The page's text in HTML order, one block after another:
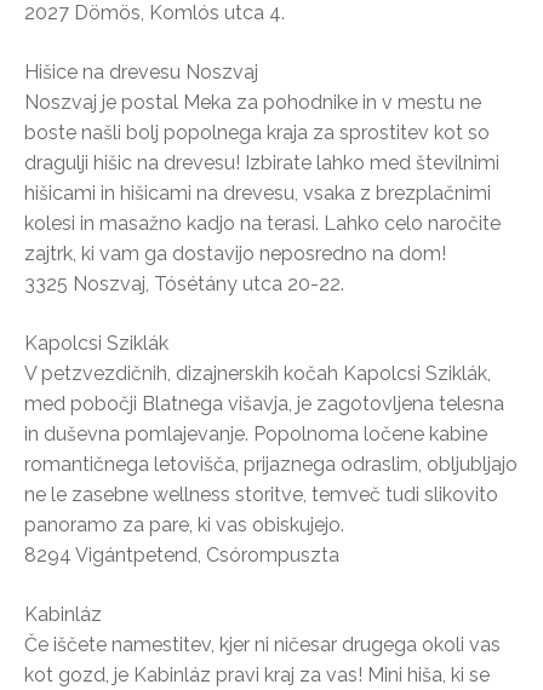
2027 Dömös, Komlós utca 4.
Hišice na drevesu Noszvaj
Noszvaj je postal Meka za pohodnike in v mestu ne
boste našli bolj popolnega kraja za sprostitev kot so
dragulji hišic na drevesu! Izbirate lahko med številnimi
hišicami in hišicami na drevesu, vsaka z brezplačnimi
kolesi in masažno kadjo na terasi. Lahko celo naročite
zajtrk, ki vam ga dostavijo neposredno na dom!
3325 Noszvaj, Tósétány utca 20-22.
Kapolcsi Sziklák
V petzvezdičnih, dizajnerskih kočah Kapolcsi Sziklák,
med pobočji Blatnega višavja, je zagotovljena telesna
in duševna pomlajevanje. Popolnoma ločene kabine
romantičnega letovišča, prijaznega odraslim, obljubljajo
ne le zasebne wellness storitve, temveč tudi slikovito
panoramo za pare, ki vas obiskujejo.
8294 Vigántpetend, Csórompuszta
Kabinláz
Če iščete namestitev, kjer ni ničesar drugega okoli vas
kot gozd, je Kabinláz pravi kraj za vas! Mini hiša, ki se